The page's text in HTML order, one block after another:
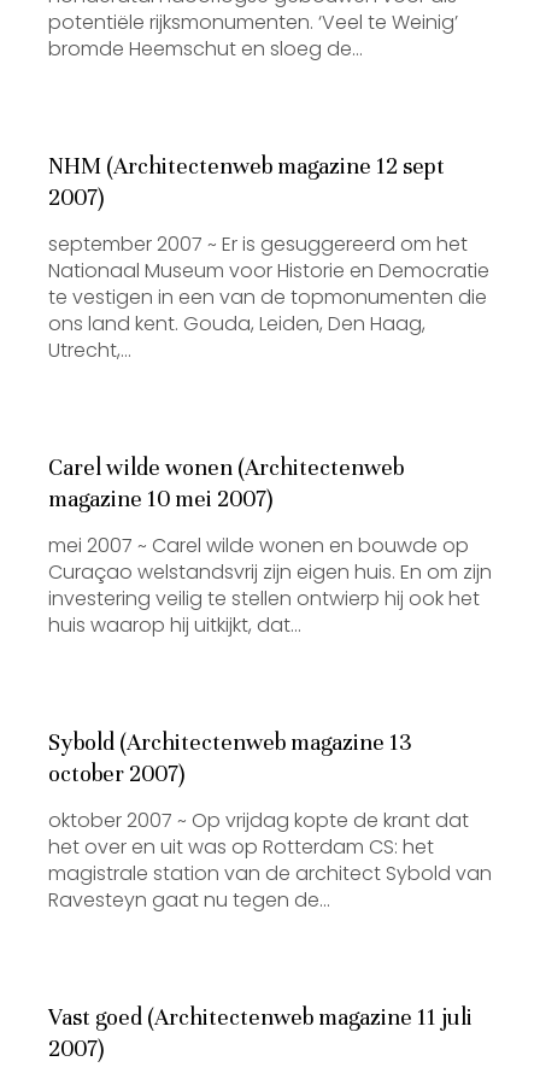
potentiële rijksmonumenten. ‘Veel te Weinig’
bromde Heemschut en sloeg de…
NHM (Architectenweb magazine 12 sept
2007)
september 2007 ~ Er is gesuggereerd om het
Nationaal Museum voor Historie en Democratie
te vestigen in een van de topmonumenten die
ons land kent. Gouda, Leiden, Den Haag,
Utrecht,…
Carel wilde wonen (Architectenweb
magazine 10 mei 2007)
mei 2007 ~ Carel wilde wonen en bouwde op
Curaçao welstandsvrij zijn eigen huis. En om zijn
investering veilig te stellen ontwierp hij ook het
huis waarop hij uitkijkt, dat…
Sybold (Architectenweb magazine 13
october 2007)
oktober 2007 ~ Op vrijdag kopte de krant dat
het over en uit was op Rotterdam CS: het
magistrale station van de architect Sybold van
Ravesteyn gaat nu tegen de…
Vast goed (Architectenweb magazine 11 juli
2007)